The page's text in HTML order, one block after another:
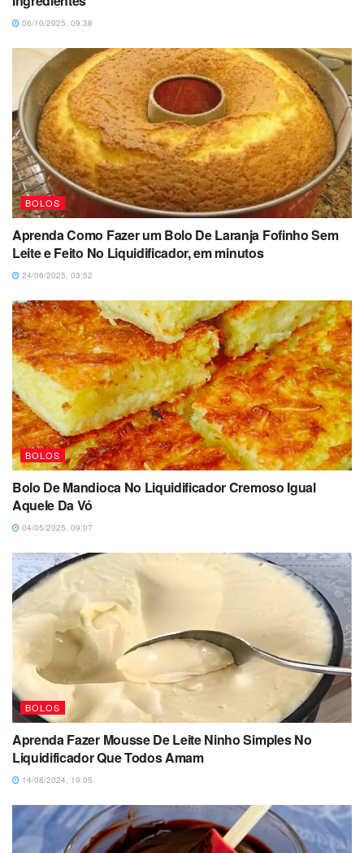
06/10/2025, 09:38
BOLOS
Aprenda Como Fazer um Bolo De Laranja Fofinho Sem
Leite e Feito No Liquidificador, em minutos
24/06/2025, 03:52
BOLOS
Bolo De Mandioca No Liquidificador Cremoso Igual
Aquele Da Vó
04/05/2025, 09:07
BOLOS
Aprenda Fazer Mousse De Leite Ninho Simples No
Liquidificador Que Todos Amam
14/08/2024, 19:05